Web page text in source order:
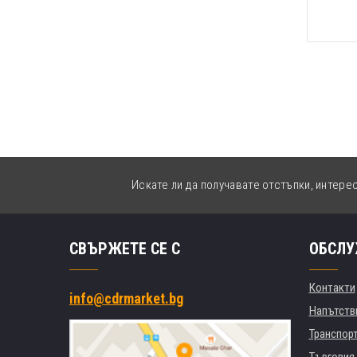
Искате ли да получавате отстъпки,
СВЪРЖЕТЕ СЕ С
info@cdrmarket.bg
Контакти